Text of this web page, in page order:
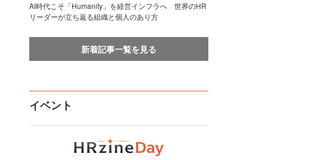
AI時代こそ「Humanity」を経営インフラへ 世界のHR
リーダーが立ち返る組織と個人のあり方
新着記事一覧を見る
イベント